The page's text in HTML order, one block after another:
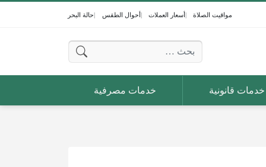
مواقيت الصلاة أسعار العملات أحوال الطقس حالة البحر
البحث عن:
خدمات قانونية خدمات مصرفية